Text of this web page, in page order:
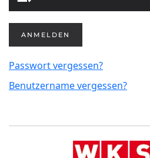
ANMELDEN
Passwort vergessen?
Benutzername vergessen?